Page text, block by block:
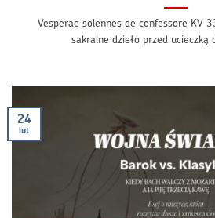
Vesperae solennes de confessore KV
sakralne dzieło przed ucieczką
24
lut